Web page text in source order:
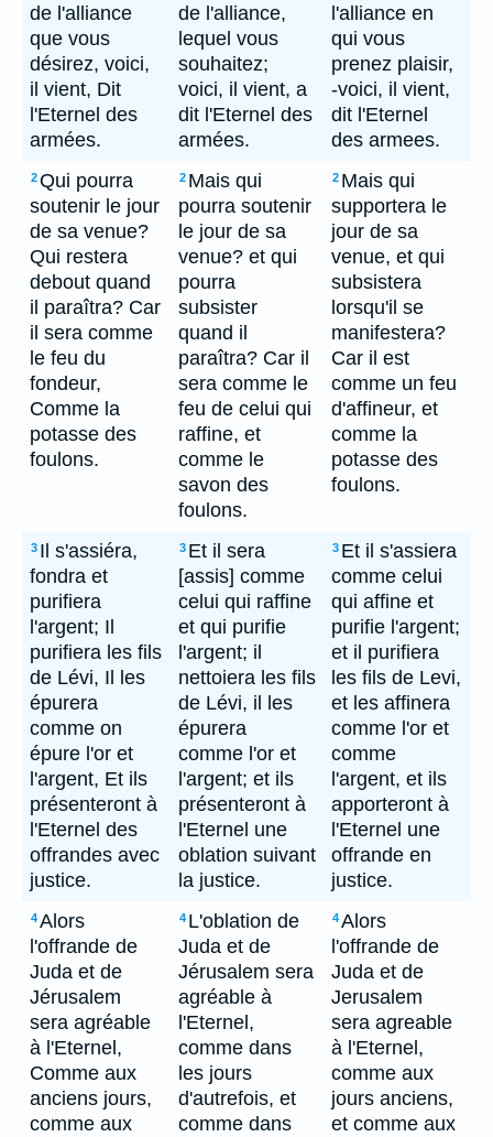
de l'alliance
que vous
désirez, voici,
il vient, Dit
l'Eternel des
armées.
de l'alliance,
lequel vous
souhaitez;
voici, il vient, a
dit l'Eternel des
armées.
l'alliance en
qui vous
prenez plaisir,
-voici, il vient,
dit l'Eternel
des armees.
2Qui pourra
soutenir le jour
de sa venue?
Qui restera
debout quand
il paraîtra? Car
il sera comme
le feu du
fondeur,
Comme la
potasse des
foulons.
2 Mais qui
pourra soutenir
le jour de sa
venue? et qui
pourra
subsister
quand il
paraîtra? Car il
sera comme le
feu de celui qui
raffine, et
comme le
savon des
foulons.
2 Mais qui
supportera le
jour de sa
venue, et qui
subsistera
lorsqu'il se
manifestera?
Car il est
comme un feu
d'affineur, et
comme la
potasse des
foulons.
3 Il s'assiéra,
fondra et
purifiera
l'argent; Il
purifiera les fils
de Lévi, Il les
épurera
comme on
épure l'or et
l'argent, Et ils
présenteront à
l'Eternel des
offrandes avec
justice.
3 Et il sera
[assis] comme
celui qui raffine
et qui purifie
l'argent; il
nettoiera les fils
de Lévi, il les
épurera
comme l'or et
l'argent; et ils
présenteront à
l'Eternel une
oblation suivant
la justice.
3 Et il s'assiera
comme celui
qui affine et
purifie l'argent;
et il purifiera
les fils de Levi,
et les affinera
comme l'or et
comme
l'argent, et ils
apporteront à
l'Eternel une
offrande en
justice.
4Alors
l'offrande de
Juda et de
Jérusalem
sera agréable
à l'Eternel,
Comme aux
anciens jours,
comme aux
4 L'oblation de
Juda et de
Jérusalem sera
agréable à
l'Eternel,
comme dans
les jours
d'autrefois, et
comme dans
4Alors
l'offrande de
Juda et de
Jerusalem
sera agreable
à l'Eternel,
comme aux
jours anciens,
et comme aux